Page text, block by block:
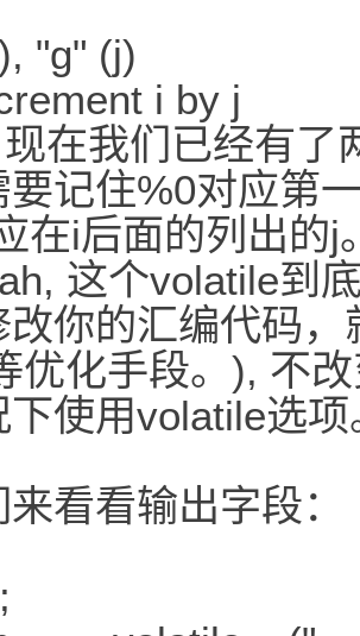
"g" (j)
i by j
在我们已经有了
要记住%0对应第
在i后面的列出的j
这个volatile到
改你的汇编代码
优化手段。), 不
下使用volatile选项
看看输出字段：